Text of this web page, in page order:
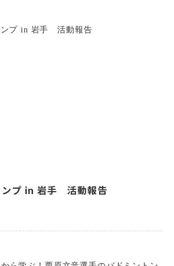
ンプ in 岩手 活動報告